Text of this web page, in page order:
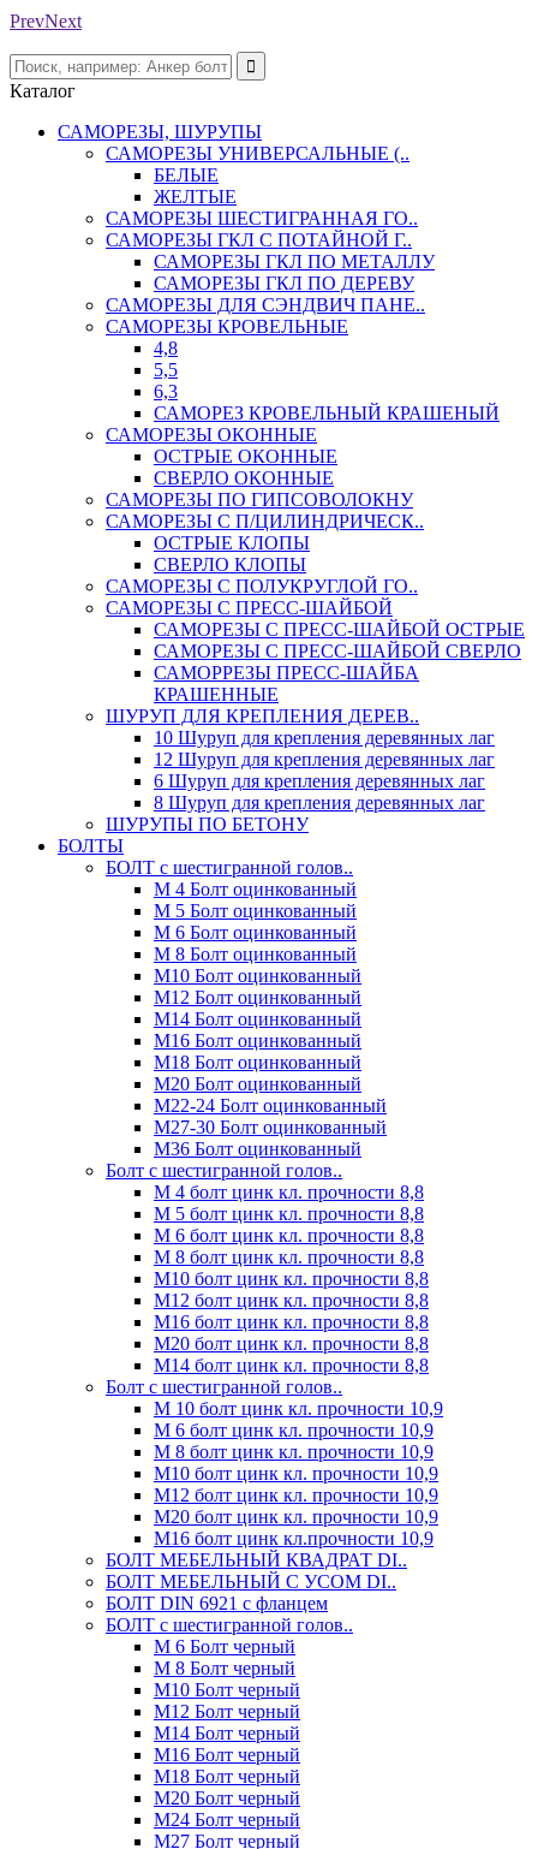
PrevNext
Каталог
САМОРЕЗЫ, ШУРУПЫ
САМОРЕЗЫ УНИВЕРСАЛЬНЫЕ (..
БЕЛЫЕ
ЖЕЛТЫЕ
САМОРЕЗЫ ШЕСТИГРАННАЯ ГО..
САМОРЕЗЫ ГКЛ С ПОТАЙНОЙ Г..
САМОРЕЗЫ ГКЛ ПО МЕТАЛЛУ
САМОРЕЗЫ ГКЛ ПО ДЕРЕВУ
САМОРЕЗЫ ДЛЯ СЭНДВИЧ ПАНЕ..
САМОРЕЗЫ КРОВЕЛЬНЫЕ
4,8
5,5
6,3
САМОРЕЗ КРОВЕЛЬНЫЙ КРАШЕНЫЙ
САМОРЕЗЫ ОКОННЫЕ
ОСТРЫЕ ОКОННЫЕ
СВЕРЛО ОКОННЫЕ
САМОРЕЗЫ ПО ГИПСОВОЛОКНУ
САМОРЕЗЫ С П/ЦИЛИНДРИЧЕСК..
ОСТРЫЕ КЛОПЫ
СВЕРЛО КЛОПЫ
САМОРЕЗЫ С ПОЛУКРУГЛОЙ ГО..
САМОРЕЗЫ С ПРЕСС-ШАЙБОЙ
САМОРЕЗЫ С ПРЕСС-ШАЙБОЙ ОСТРЫЕ
САМОРЕЗЫ С ПРЕСС-ШАЙБОЙ СВЕРЛО
САМОРРЕЗЫ ПРЕСС-ШАЙБА
КРАШЕННЫЕ
ШУРУП ДЛЯ КРЕПЛЕНИЯ ДЕРЕВ..
10 Шуруп для крепления деревянных лаг
12 Шуруп для крепления деревянных лаг
6 Шуруп для крепления деревянных лаг
8 Шуруп для крепления деревянных лаг
ШУРУПЫ ПО БЕТОНУ
БОЛТЫ
БОЛТ с шестигранной голов..
М 4 Болт оцинкованный
М 5 Болт оцинкованный
М 6 Болт оцинкованный
М 8 Болт оцинкованный
М10 Болт оцинкованный
М12 Болт оцинкованный
М14 Болт оцинкованный
М16 Болт оцинкованный
М18 Болт оцинкованный
М20 Болт оцинкованный
М22-24 Болт оцинкованный
М27-30 Болт оцинкованный
М36 Болт оцинкованный
Болт с шестигранной голов..
М 4 болт цинк кл. прочности 8,8
М 5 болт цинк кл. прочности 8,8
М 6 болт цинк кл. прочности 8,8
М 8 болт цинк кл. прочности 8,8
М10 болт цинк кл. прочности 8,8
М12 болт цинк кл. прочности 8,8
М16 болт цинк кл. прочности 8,8
М20 болт цинк кл. прочности 8,8
М14 болт цинк кл. прочности 8,8
Болт с шестигранной голов..
М 10 болт цинк кл. прочности 10,9
М 6 болт цинк кл. прочности 10,9
М 8 болт цинк кл. прочности 10,9
М10 болт цинк кл. прочности 10,9
М12 болт цинк кл. прочности 10,9
М20 болт цинк кл. прочности 10,9
М16 болт цинк кл.прочности 10,9
БОЛТ МЕБЕЛЬНЫЙ КВАДРАТ DI..
БОЛТ МЕБЕЛЬНЫЙ С УСОМ DI..
БОЛТ DIN 6921 c фланцем
БОЛТ с шестигранной голов..
М 6 Болт черный
М 8 Болт черный
М10 Болт черный
М12 Болт черный
М14 Болт черный
М16 Болт черный
М18 Болт черный
М20 Болт черный
М24 Болт черный
М27 Болт черный